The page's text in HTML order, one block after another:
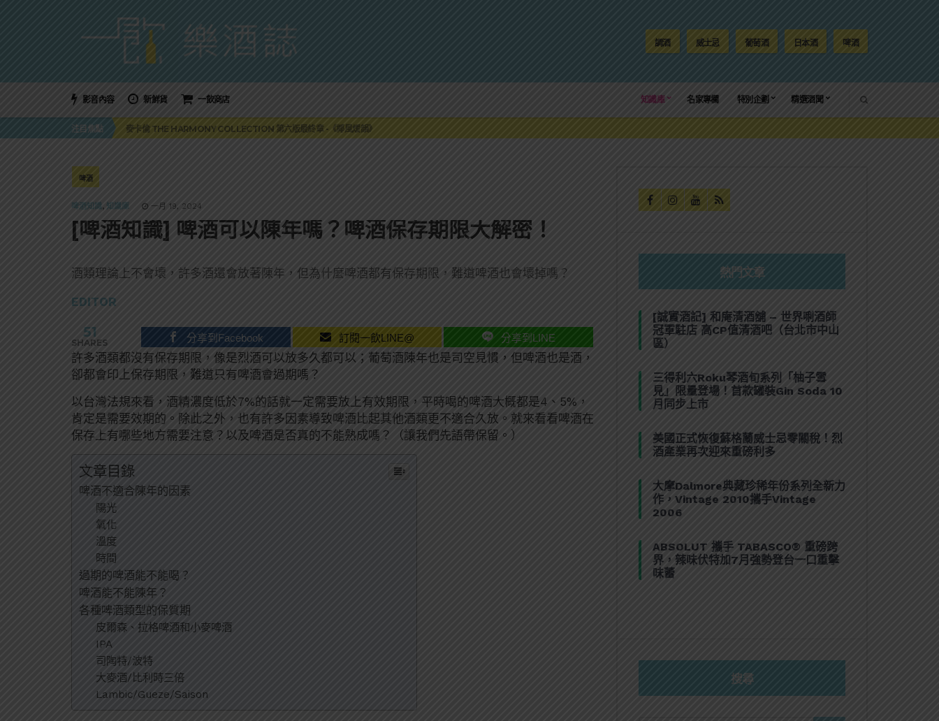
調酒 威士忌 葡萄酒 日本酒 啤酒
影音內容 新鮮貨 一飲商店 知識庫 名家專欄 特別企劃 精選酒聞
注目焦點
美國正式恢復蘇格蘭威士忌零關稅！烈酒產業再次迎來重磅利多
麥卡倫 THE HARMONY COLLECTION 第六版最終章 -《椰風煖韻》
角嗨尬炸物X爽快這一步，角瓶攜手頂呱呱 全新套餐限時登場
啤酒
啤酒知識, 知識庫 一月 19, 2024
[啤酒知識] 啤酒可以陳年嗎？啤酒保存期限大解密！
酒類理論上不會壞，許多酒還會放著陳年，但為什麼啤酒都有保存期限，難道啤酒也會壞掉嗎？
EDITOR
51
SHARES 分享到Facebook 訂閱一飲LINE@ 分享到LINE
許多酒類都沒有保存期限，像是烈酒可以放多久都可以；葡萄酒陳年也是司空見慣，但啤酒也是酒，
卻都會印上保存期限，難道只有啤酒會過期嗎？
以台灣法規來看，酒精濃度低於7%的話就一定需要放上有效期限，平時喝的啤酒大概都是4、5%，
肯定是需要效期的。除此之外，也有許多因素導致啤酒比起其他酒類更不適合久放。就來看看啤酒在
保存上有哪些地方需要注意？以及啤酒是否真的不能熟成嗎？（讓我們先語帶保留。）
文章目錄
啤酒不適合陳年的因素
陽光
氧化
溫度
時間
過期的啤酒能不能喝？
啤酒能不能陳年？
各種啤酒類型的保質期
皮爾森、拉格啤酒和小麥啤酒
IPA
司陶特/波特
大麥酒/比利時三倍
Lambic/Gueze/Saison
熱門文章
[誠實酒記] 和庵清酒舖 – 世界唎酒師
冠軍駐店 高CP值清酒吧（台北市中山
區）
三得利六Roku琴酒旬系列「柚子雪
見」限量登場！首款罐裝Gin Soda 10
月同步上市
美國正式恢復蘇格蘭威士忌零關稅！烈
酒產業再次迎來重磅利多
大摩Dalmore典藏珍稀年份系列全新力
作，Vintage 2010攜手Vintage
2006
ABSOLUT 攜手 TABASCO® 重磅跨
界，辣味伏特加7月強勢登台一口重擊
味蕾
搜尋